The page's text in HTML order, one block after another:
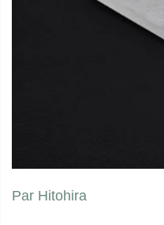
Par Hitohira